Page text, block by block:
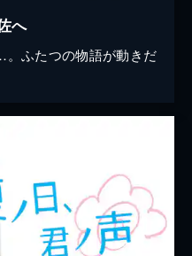
へ
ふたつの物語が動きだ